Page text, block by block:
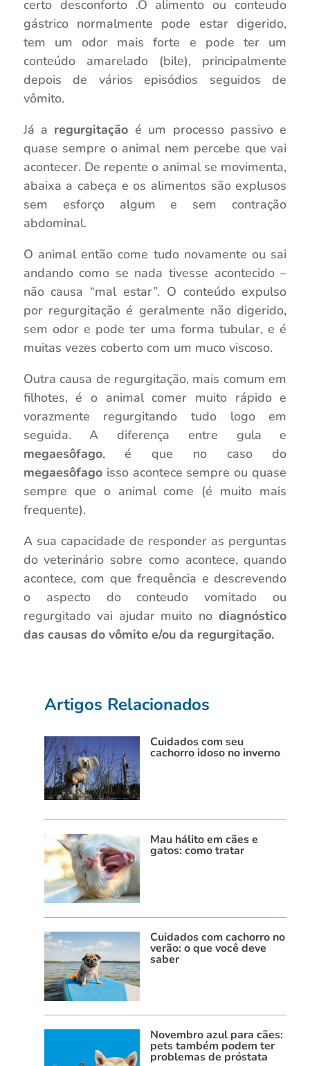
certo desconforto .O alimento ou conteudo
gástrico normalmente pode estar digerido,
tem um odor mais forte e pode ter um
conteúdo amarelado (bile), principalmente
depois de vários episódios seguidos de
vômito.
Já a regurgitação é um processo passivo e
quase sempre o animal nem percebe que vai
acontecer. De repente o animal se movimenta,
abaixa a cabeça e os alimentos são explusos
sem esforço algum e sem contração
abdominal.
O animal então come tudo novamente ou sai
andando como se nada tivesse acontecido –
não causa “mal estar”. O conteúdo expulso
por regurgitação é geralmente não digerido,
sem odor e pode ter uma forma tubular, e é
muitas vezes coberto com um muco viscoso.
Outra causa de regurgitação, mais comum em
filhotes, é o animal comer muito rápido e
vorazmente regurgitando tudo logo em
seguida. A diferença entre gula e
megaesôfago, é que no caso do
megaesôfagoisso acontece sempre ou quase
sempre que o animal come (é muito mais
frequente).
A sua capacidade de responder as perguntas
do veterinário sobre como acontece, quando
acontece, com que frequência e descrevendo
o aspecto do conteudo vomitado ou
regurgitado vai ajudar muito nodiagnóstico
das causas do vômito e/ou da regurgitação.
Artigos Relacionados
Cuidados com seu
cachorro idoso no inverno
Mau hálito em cães e
gatos: como tratar
Cuidados com cachorro no
verão: o que você deve
saber
Novembro azul para cães:
pets também podem ter
problemas de próstata